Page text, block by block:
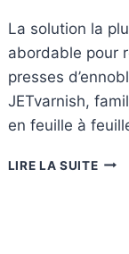
La solution la
abordable pour
presses
JETvarnish,
en feuille à
LIRE LA SUITE